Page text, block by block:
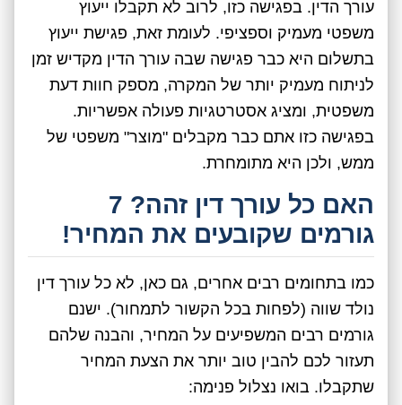
עורך הדין. בפגישה כזו, לרוב לא תקבלו ייעוץ
משפטי מעמיק וספציפי. לעומת זאת, פגישת ייעוץ
בתשלום היא כבר פגישה שבה עורך הדין מקדיש זמן
לניתוח מעמיק יותר של המקרה, מספק חוות דעת
משפטית, ומציג אסטרטגיות פעולה אפשריות.
בפגישה כזו אתם כבר מקבלים "מוצר" משפטי של
ממש, ולכן היא מתומחרת.
האם כל עורך דין זהה? 7
גורמים שקובעים את המחיר!
כמו בתחומים רבים אחרים, גם כאן, לא כל עורך דין
נולד שווה (לפחות בכל הקשור לתמחור). ישנם
גורמים רבים המשפיעים על המחיר, והבנה שלהם
תעזור לכם להבין טוב יותר את הצעת המחיר
שתקבלו. בואו נצלול פנימה: